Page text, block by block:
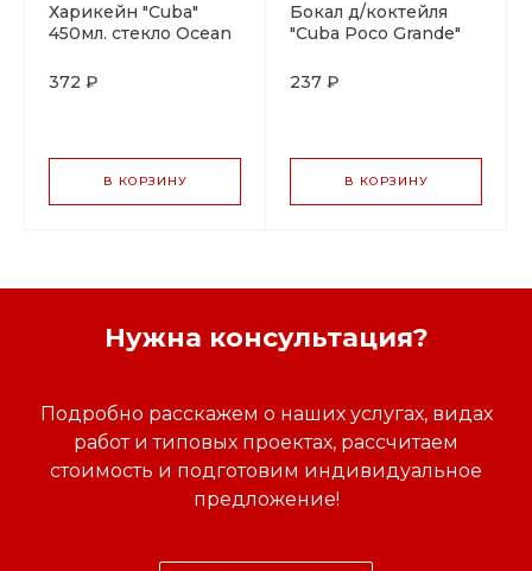
Харикейн "Cuba"
450мл. стекло Ocean
372 ₽
В КОРЗИНУ
Бокал д/коктейля
"Cuba Poco Grande"
237 ₽
В КОРЗИНУ
Нужна консультация?
Подробно расскажем о наших услугах, видах
работ и типовых проектах, рассчитаем
стоимость и подготовим индивидуальное
предложение!